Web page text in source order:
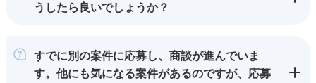
うしたら良いでしょうか？
すでに別の案件に応募し、商談が進んでいま
す。他にも気になる案件があるのですが、応募